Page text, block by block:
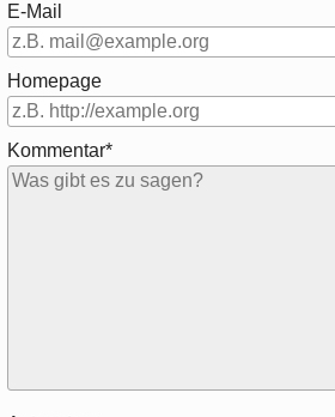
E-Mail
Homepage
Kommentar*